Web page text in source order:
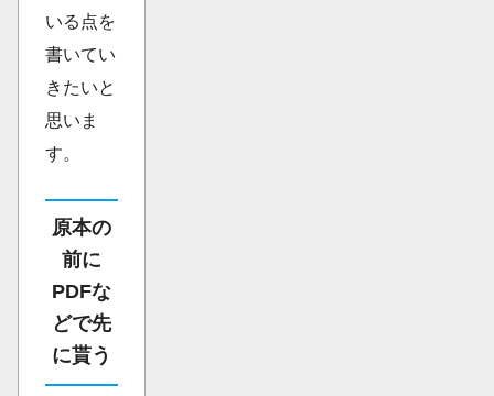
いる点を
書いてい
きたいと
思いま
す。
原本の
前に
PDFな
どで先
に貰う